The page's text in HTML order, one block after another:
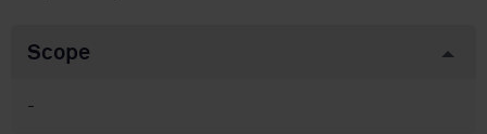
Scope
-